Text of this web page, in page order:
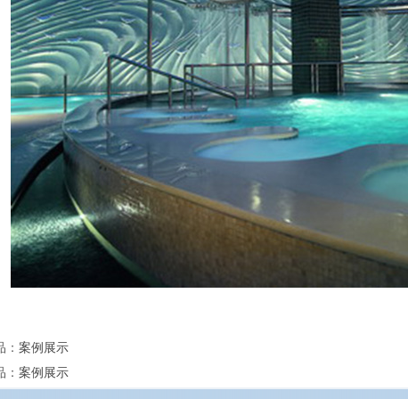
： 案例展示
： 案例展示